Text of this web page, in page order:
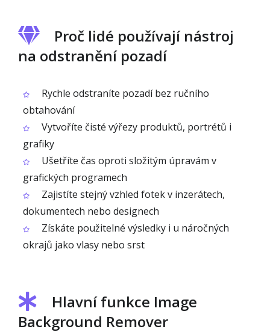
Proč lidé používají nástroj
na odstranění pozadí
Rychle odstraníte pozadí bez ručního
obtahování
Vytvoříte čisté výřezy produktů, portrétů i
grafiky
Ušetříte čas oproti složitým úpravám v
grafických programech
Zajistíte stejný vzhled fotek v inzerátech,
dokumentech nebo designech
Získáte použitelné výsledky i u náročných
okrajů jako vlasy nebo srst
Hlavní funkce Image
Background Remover